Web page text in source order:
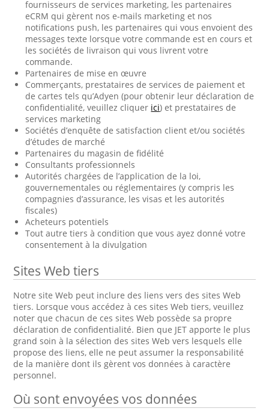
fournisseurs de services marketing, les partenaires
eCRM qui gèrent nos e-mails marketing et nos
notifications push, les partenaires qui vous envoient des
messages texte lorsque votre commande est en cours et
les sociétés de livraison qui vous livrent votre
commande.
Partenaires de mise en œuvre
Commerçants, prestataires de services de paiement et
de cartes tels qu’Adyen (pour obtenir leur déclaration de
confidentialité, veuillez cliquer ici) et prestataires de
services marketing
Sociétés d’enquête de satisfaction client et/ou sociétés
d’études de marché
Partenaires du magasin de fidélité
Consultants professionnels
Autorités chargées de l’application de la loi,
gouvernementales ou réglementaires (y compris les
compagnies d’assurance, les visas et les autorités
fiscales)
Acheteurs potentiels
Tout autre tiers à condition que vous ayez donné votre
consentement à la divulgation
Sites Web tiers
Notre site Web peut inclure des liens vers des sites Web
tiers. Lorsque vous accédez à ces sites Web tiers, veuillez
noter que chacun de ces sites Web possède sa propre
déclaration de confidentialité. Bien que JET apporte le plus
grand soin à la sélection des sites Web vers lesquels elle
propose des liens, elle ne peut assumer la responsabilité
de la manière dont ils gèrent vos données à caractère
personnel.
Où sont envoyées vos données